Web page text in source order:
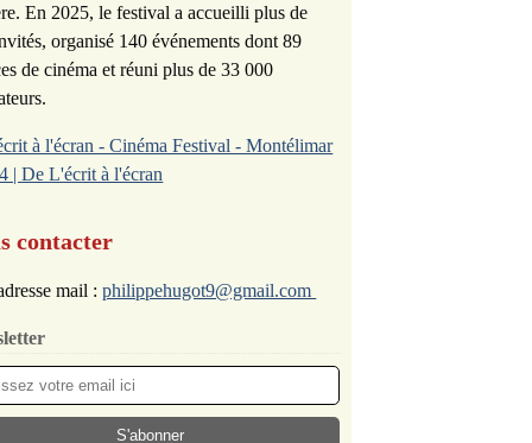
En 2025, le festival a accueilli plus de
organisé 140 événements dont 89
de cinéma et réuni plus de 33 000
à l'écran - Cinéma Festival - Montélimar
| De L'écrit à l'écran
contacter
mail :philippehugot9@gmail.com